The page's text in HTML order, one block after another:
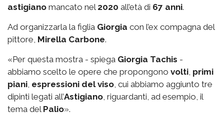
astigiano mancato nel 2020 all’età di 67 anni.
Ad organizzarla la figlia Giorgia con l’ex compagna del
pittore, Mirella Carbone.
«Per questa mostra - spiega Giorgia Tachis -
abbiamo scelto le opere che propongono volti primi
piani espressioni del viso , cui abbiamo aggiunto tre
dipinti legati all’Astigiano , riguardanti, ad esempio, il
tema del Palio».